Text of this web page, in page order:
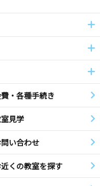
・各種手続き
見学
い合わせ
くの教室を探す